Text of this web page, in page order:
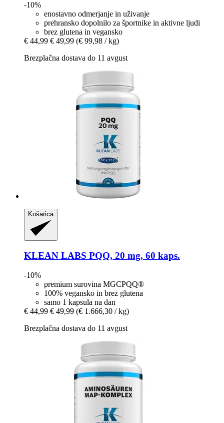
-10%
enostavno odmerjanje in uživanje
prehransko dopolnilo za športnike in aktivne ljudi
brez glutena in vegansko
€ 44,99 € 49,99 (€ 99,98 / kg)
Brezplačna dostava do 11 avgust
Košarica
KLEAN LABS PQQ, 20 mg, 60 kaps.
-10%
premium surovina MGCPQQ®
100% vegansko in brez glutena
samo 1 kapsula na dan
€ 44,99 € 49,99 (€ 1.666,30 / kg)
Brezplačna dostava do 11 avgust